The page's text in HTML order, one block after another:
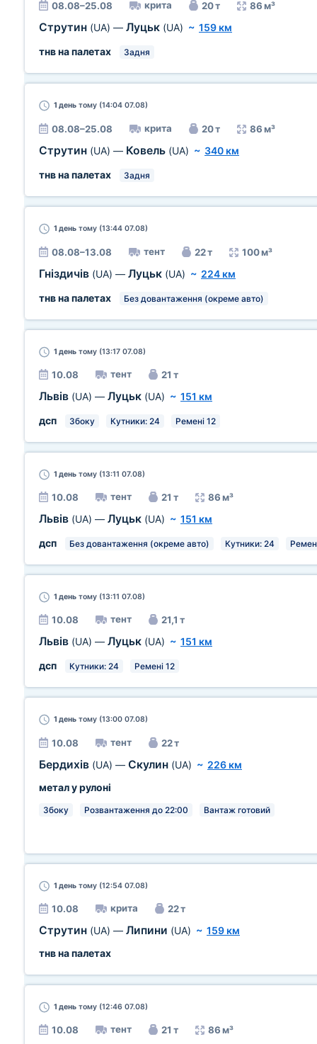
08.08–25.08 крита 20 т 86 м³
Струтин (UA) — Луцьк (UA) ~ 159 км
тнв на палетах
Задня
1 день тому (14:04 07.08)
08.08–25.08 крита 20 т 86 м³
Струтин (UA) — Ковель (UA) ~ 340 км
тнв на палетах
Задня
1 день тому (13:44 07.08)
08.08–13.08 тент 22 т 100 м³
Гніздичів (UA) — Луцьк (UA) ~ 224 км
тнв на палетах
Без довантаження (окреме авто)
1 день тому (13:17 07.08)
10.08 тент 21 т
Львів (UA) — Луцьк (UA) ~ 151 км
дсп
Збоку Кутники: 24 Ремені 12
1 день тому (13:11 07.08)
10.08 тент 21 т 86 м³
Львів (UA) — Луцьк (UA) ~ 151 км
дсп
Без довантаження (окреме авто) Кутники: 24
1 день тому (13:11 07.08)
10.08 тент 21,1 т
Львів (UA) — Луцьк (UA) ~ 151 км
дсп
Кутники: 24 Ремені 12
1 день тому (13:00 07.08)
10.08 тент 22 т
Бердихів (UA) — Скулин (UA) ~ 226 км
метал у рулоні
Збоку Розвантаження до 22:00 Вантаж готовий
1 день тому (12:54 07.08)
10.08 крита 22 т
Струтин (UA) — Липини (UA) ~ 159 км
тнв на палетах
1 день тому (12:46 07.08)
10.08 тент 21 т 86 м³